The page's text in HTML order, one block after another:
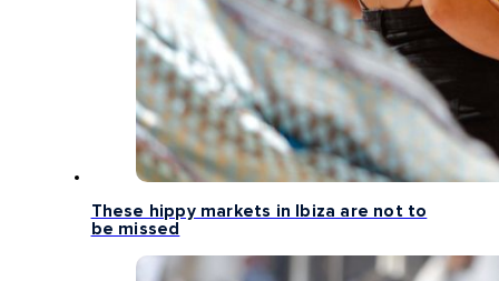
These hippy markets in Ibiza are not to
be missed